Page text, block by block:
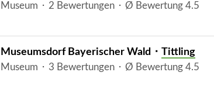
Museum ⬝ 2 Bewertungen ⬝ Ø Bewertung 4.5
Museumsdorf Bayerischer Wald ⬝ Tittling
Museum ⬝ 3 Bewertungen ⬝ Ø Bewertung 4.5